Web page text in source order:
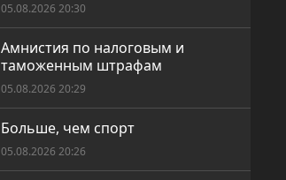
05.08.2026 20:30
Амнистия по налоговым и
таможенным штрафам
05.08.2026 20:29
Больше, чем спорт
05.08.2026 20:26